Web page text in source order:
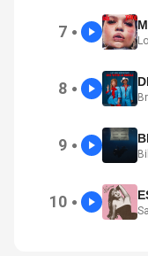
7 ●
8 ●
9 ●
10 ●